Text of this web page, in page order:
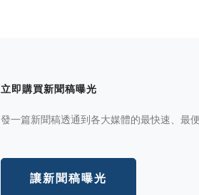
立即購買新聞稿曝光
發一篇新聞稿透通到各大媒體的最快速、最
讓新聞稿曝光